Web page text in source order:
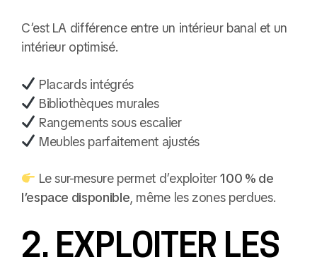
C’est LA différence entre un intérieur banal et un
intérieur optimisé.
Placards intégrés
Bibliothèques murales
Rangements sous escalier
Meubles parfaitement ajustés
Le sur-mesure permet d’exploiter100 % de
l’espace disponible, même les zones perdues.
2. EXPLOITER LES